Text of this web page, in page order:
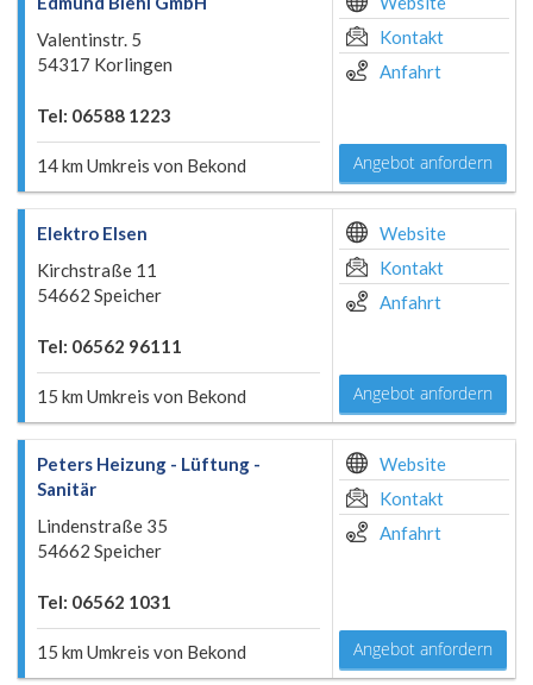
Valentinstr. 5
54317 Korlingen
Tel: 06588 1223
14 km Umkreis von Bekond
Kontakt
Anfahrt
Angebot anfordern
Elektro Elsen
Kirchstraße 11
54662 Speicher
Tel: 06562 96111
15 km Umkreis von Bekond
Website
Kontakt
Anfahrt
Angebot anfordern
Peters Heizung - Lüftung -
Sanitär
Lindenstraße 35
54662 Speicher
Tel: 06562 1031
15 km Umkreis von Bekond
Website
Kontakt
Anfahrt
Angebot anfordern